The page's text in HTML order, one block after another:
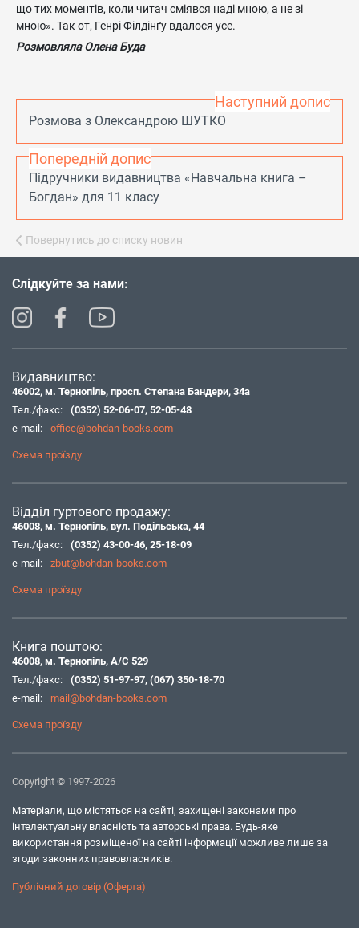
що тих моментів, коли читач сміявся наді мною, а не зі
мною». Так от, Генрі Філдінґу вдалося усе.
Розмовляла Олена Буда
Наступний допис
Розмова з Олександрою ШУТКО
Попередній допис
Підручники видавництва «Навчальна книга –
Богдан» для 11 класу
Повернутись до списку новин
Слідкуйте за нами:
Видавництво:
46002, м. Тернопіль, просп. Степана Бандери, 34а
Тел./факс:
(0352) 52-06-07, 52-05-48
e-mail:
office@bohdan-books.com
Схема проїзду
Відділ гуртового продажу:
46008, м. Тернопіль, вул. Подільська, 44
Тел./факс:
(0352) 43-00-46, 25-18-09
e-mail:
zbut@bohdan-books.com
Схема проїзду
Книга поштою:
46008, м. Тернопіль, А/С 529
Тел./факс:
(0352) 51-97-97, (067) 350-18-70
e-mail:
mail@bohdan-books.com
Схема проїзду
Copyright © 1997-2026
Матеріали, що містяться на сайті, захищені законами про
інтелектуальну власність та авторські права. Будь-яке
використання розміщеної на сайті інформації можливе лише за
згоди законних правовласників.
Публічний договір (Оферта)